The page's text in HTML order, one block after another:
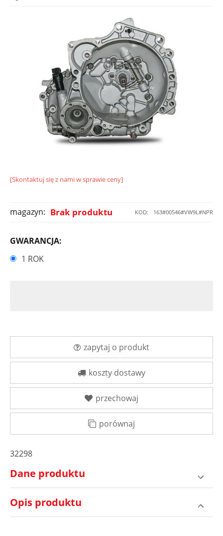
[Skontaktuj się z nami w sprawie ceny]
KOD: 163#00546#VW9L#NPR
magazyn: Brak produktu
GWARANCJA:
1 ROK
zapytaj o produkt
koszty dostawy
przechowaj
porównaj
32298
Dane produktu
Opis produktu